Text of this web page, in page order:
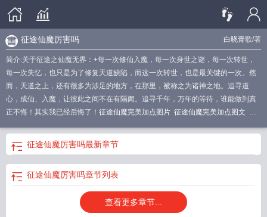
白晓青歌/著
征途仙魔厉害吗
简介:关于征途之仙魔无界：+每一次修仙入魔，每一次身世之谜，每一次转世，
每一次失忆，也只是为了修复天道缺陷，而这一次转世，也是最关键的一次。然
而，天道之上，还有很多为涉足的地方，在那里，被称之为诸神之地。追寻道
心，成仙、入魔，让彼此之间不在有隔阂。追寻千年，万年的等待，谁能做到真
正不悔！其实我已经后悔了！ 征途仙魔完美加点图片 征途仙魔完美加点图文 征
征途仙魔内挂设置图解 征途仙魔装备搭配篇
仙魔攻略大全
增伤仙魔征途仙魔加点征途仙魔怎么激活征途仙魔的副手是什么征途仙魔经验
心得 征途仙魔在哪激活征途之仙魔无界免费阅读
征途仙魔厉害吗最新章节
征途仙魔厉害吗章节列表
查看更多章节...